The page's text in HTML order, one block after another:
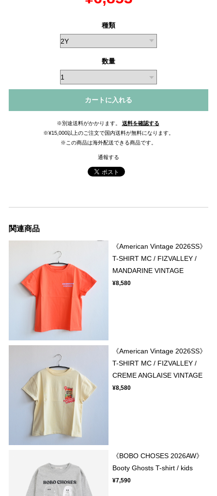
種類
数量
カートに入れる
※別途送料がかかります。
送料を確認する
※¥15,000以上のご注文で国内送料が無料になります。
※この商品は海外配送できる商品です。
通報する
関連商品
《American Vintage 2026SS》
T-SHIRT MC / FIZVALLEY /
MANDARINE VINTAGE
¥8,580
《American Vintage 2026SS》
T-SHIRT MC / FIZVALLEY /
CREME ANGLAISE VINTAGE
¥8,580
《BOBO CHOSES 2026AW》
Booty Ghosts T-shirt / kids
¥7,590